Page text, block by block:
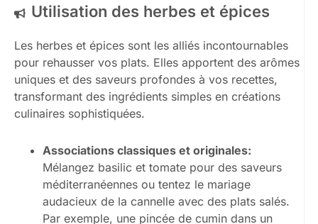
Utilisation des herbes et épices
Les herbes et épices sont les alliés incontournables
pour rehausser vos plats. Elles apportent des arômes
uniques et des saveurs profondes à vos recettes,
transformant des ingrédients simples en créations
culinaires sophistiquées.
Associations classiques et originales:
Mélangez basilic et tomate pour des saveurs
méditerranéennes ou tentez le mariage
audacieux de la cannelle avec des plats salés.
Par exemple, une pincée de cumin dans un